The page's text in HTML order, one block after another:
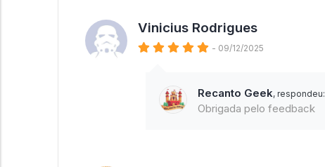
Vinicius Rodrigues
- 09/12/2025
Recanto Geek, respondeu:
Obrigada pelo feedback